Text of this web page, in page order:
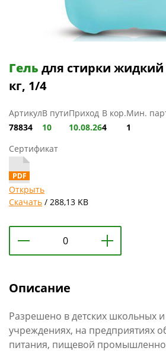
Гель для стирки
кг, 1/4
Артикул
78834
В пути
10
Приход
10.08.26
В кор.
4
Мин.
1
Сертификат
Открыть
Скачать / 288,13 KB
Описание
Разрешено в детских школьных
учреждениях, на предприятиях
питания, пищевой